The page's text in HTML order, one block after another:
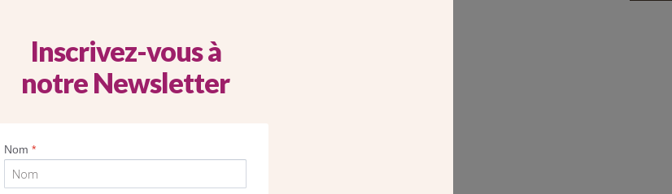
Inscrivez-vous à
notre Newsletter
Nom*